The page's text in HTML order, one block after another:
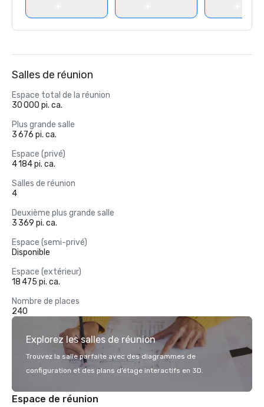
Salles de réunion
Espace total de la réunion
30 000 pi. ca.
Plus grande salle
3 676 pi. ca.
Espace (privé)
4 184 pi. ca.
Salles de réunion
4
Deuxième plus grande salle
3 369 pi. ca.
Espace (semi-privé)
Disponible
Espace (extérieur)
18 475 pi. ca.
Nombre de places
240
Explorez les salles de réunion
Trouvez la salle parfaite avec des diagrammes de
configuration et des plans d’étage interactifs en 3D.
Espace de réunion